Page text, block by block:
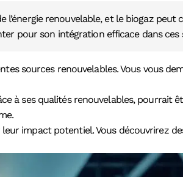
renouvelable, et le biogaz
pour son intégration efficace dans ces
sources renouvelables. Vous vous
à ses qualités renouvelables, pourrait
impact potentiel. Vous découvrirez